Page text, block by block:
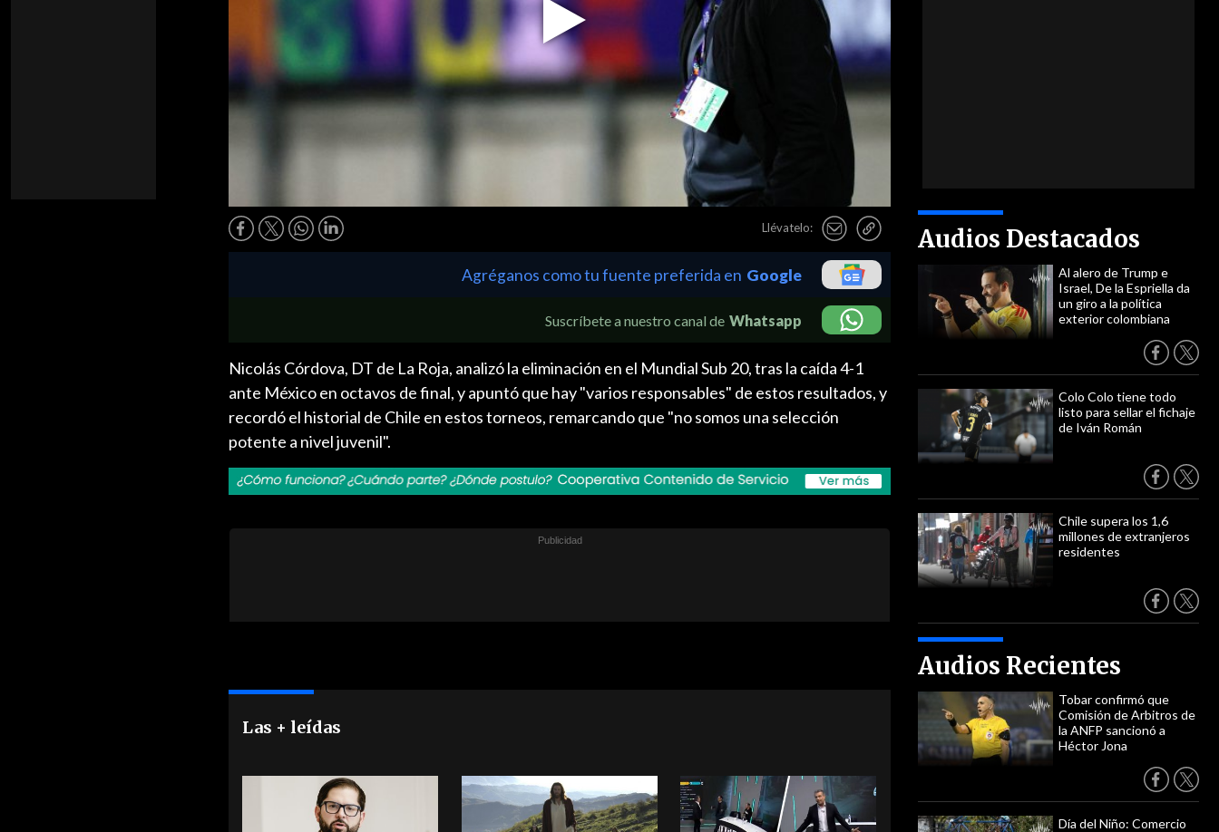
Play
Video
Llévatelo: Audios Destacados
Al alero de Trump e
Israel, De la Espriella da
un giro a la política
exterior colombiana
Colo Colo tiene todo
listo para sellar el fichaje
de Iván Román
Chile supera los 1,6
millones de extranjeros
residentes
Audios Recientes
Tobar confirmó que
Comisión de Arbitros de
la ANFP sancionó a
Héctor Jona
Día del Niño: Comercio
Agréganos como tu fuente preferida en Google
Suscríbete a nuestro canal de Whatsapp
Nicolás Córdova, DT de La Roja, analizó la eliminación en el Mundial Sub 20, tras la caída 4-1
ante México en octavos de final, y apuntó que hay "varios responsables" de estos resultados, y
recordó el historial de Chile en estos torneos, remarcando que "no somos una selección
potente a nivel juvenil".
Las + leídas